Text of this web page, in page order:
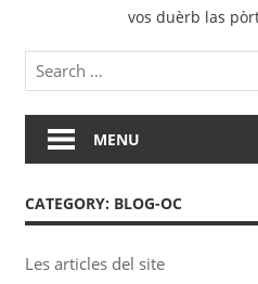
vos duèrb las
MENU
CATEGORY: BLOG-OC
Les articles del site